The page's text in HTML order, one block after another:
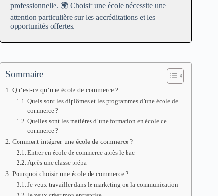
professionnelle. 🌍 Choisir une école nécessite une
attention particulière sur les accréditations et les
opportunités offertes.
Sommaire
Qu’est-ce qu’une école de commerce ?
Quels sont les diplômes et les programmes d’une école de
commerce ?
Quelles sont les matières d’une formation en école de
commerce ?
Comment intégrer une école de commerce ?
Entrer en école de commerce après le bac
Après une classe prépa
Pourquoi choisir une école de commerce ?
Je veux travailler dans le marketing ou la communication